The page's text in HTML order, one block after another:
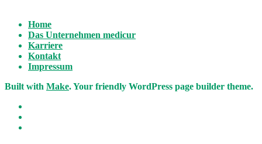
Home
Das Unternehmen medicur
Karriere
Kontakt
Impressum
Built with Make. Your friendly WordPress page builder theme.